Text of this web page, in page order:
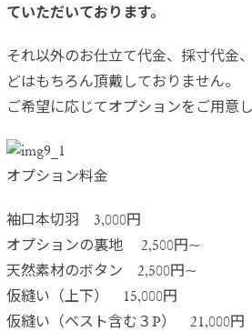
ていただいております。
それ以外のお仕立て代金、採寸代金
どはもちろん頂戴しておりません。
ご希望に応じてオプションをご用意
オプション料金
袖口本切羽 3,000円
オプションの裏地 2,500円~
天然素材のボタン 2,500円~
仮縫い（上下） 15,000円
仮縫い（ベスト含む３P） 21,000円